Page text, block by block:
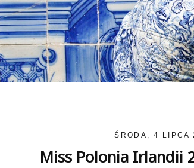
ŚRODA, 4 LIPCA
Miss Polonia Irlandii